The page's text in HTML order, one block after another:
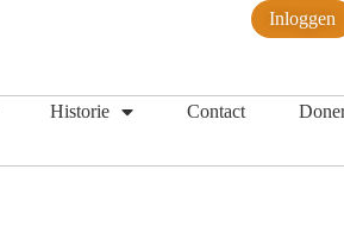
Inloggen
Historie Contact